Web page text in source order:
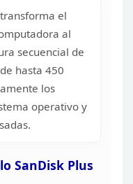
el
al
secuencial de
hasta 450
los
operativo y
SanDisk Plus